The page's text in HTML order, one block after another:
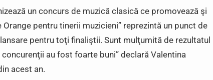
un concurs de muzică clasică ce promovează şi
pentru tinerii muzicieni” reprezintă un punct de
pentru toţi finaliştii. Sunt mulţumită de rezultatul
au fost foarte buni” declară Valentina
acest an.